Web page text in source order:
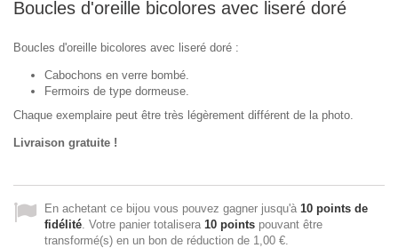
Boucles d'oreille bicolores avec liseré doré
Boucles d'oreille bicolores avec liseré doré :
Cabochons en verre bombé.
Fermoirs de type dormeuse.
Chaque exemplaire peut être très légèrement différent de la photo.
Livraison gratuite !
En achetant ce bijou vous pouvez gagner jusqu'à 10 points de
fidélité. Votre panier totalisera 10 points pouvant être
transformé(s) en un bon de réduction de 1,00 €.